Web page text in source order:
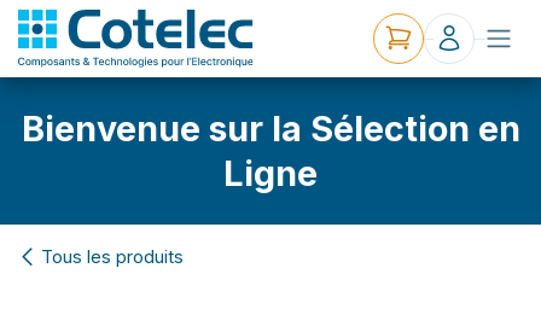
Bienvenue sur la Sélection en
Ligne
Tous les produits